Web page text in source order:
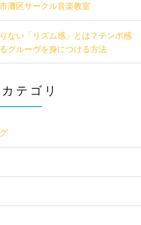
灘区サークル音楽教室
ない「リズム感」とは？テンポ感
グルーヴを身につける方法
テゴリ